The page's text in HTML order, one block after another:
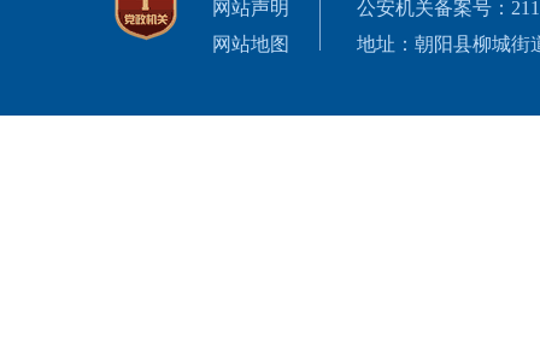
网站声明
网站地图
公安机关备案号：
地址：朝阳县柳城街